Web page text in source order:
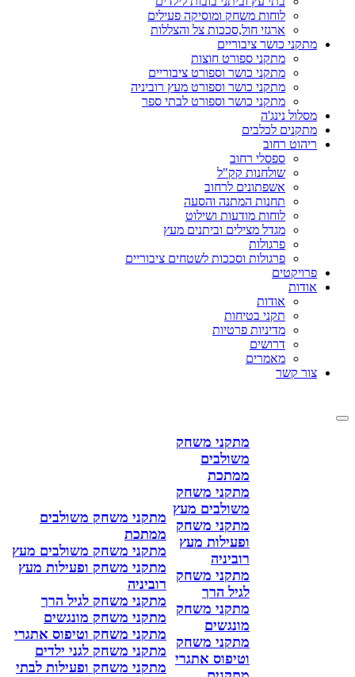
לוחות משחק ומוסיקה פעילים
ארגזי חול,סככות צל והצללות
מתקני כושר ציבוריים
מתקני ספורט חוצות
מתקני כושר וספורט ציבוריים
מתקני כושר וספורט מעץ רוביניה
מתקני כושר וספורט לבתי ספר
מסלול נינג'ה
מתקנים לכלבים
ריהוט רחוב
ספסלי רחוב
שולחנות קק"ל
אשפתונים לרחוב
תחנות המתנה והסעה
לוחות מודעות ושילוט
מגדל מצילים וביתנים מעץ
פרגולות
פרגולות וסככות לשטחים ציבוריים
פרויקטים
אודות
אודות
תקני בטיחות
מדיניות פרטיות
דרושים
מאמרים
צור קשר
מתקני משחק
משולבים
ממתכת
מתקני משחק
משולבים מעץ
מתקני משחק
ופעילות מעץ
רוביניה
מתקני משחק
לגיל הרך
מתקני משחק
מונגשים
מתקני משחק
וטיפוס אתגרי
מתקני משחק משולבים
ממתכת
מתקני משחק משולבים מעץ
מתקני משחק ופעילות מעץ
רוביניה
מתקני משחק לגיל הרך
מתקני משחק מונגשים
מתקני משחק וטיפוס אתגרי
מתקני משחק לגני ילדים
מתקני משחק ופעילות לבתי